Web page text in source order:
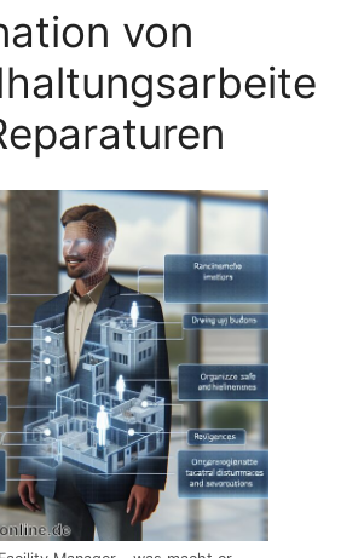
von